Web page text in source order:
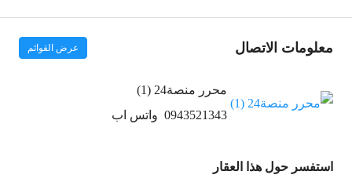
معلومات الاتصال عرض القوائم
محرر منصة24 (1)
0943521343 واتس اب
استفسر حول هذا العقار